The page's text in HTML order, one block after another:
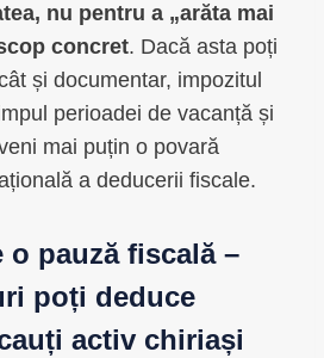
nu pentru a „arăta mai
concret. Dacă asta poți
și documentar, impozitul
perioadei de vacanță și
mai puțin o povară
a deducerii fiscale.
o pauză fiscală –
poți deduce
activ chiriași